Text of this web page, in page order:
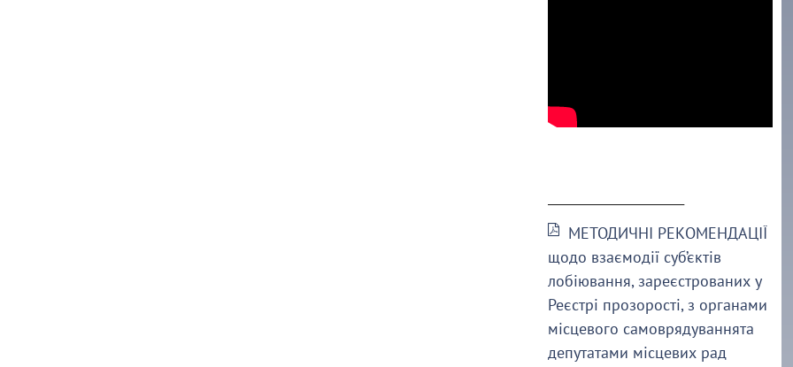
МЕТОДИЧНІ РЕКОМЕНДАЦІЇ
щодо взаємодії суб’єктів
лобіювання, зареєстрованих у
Реєстрі прозорості, з органами
місцевого самоврядуваннята
депутатами місцевих рад